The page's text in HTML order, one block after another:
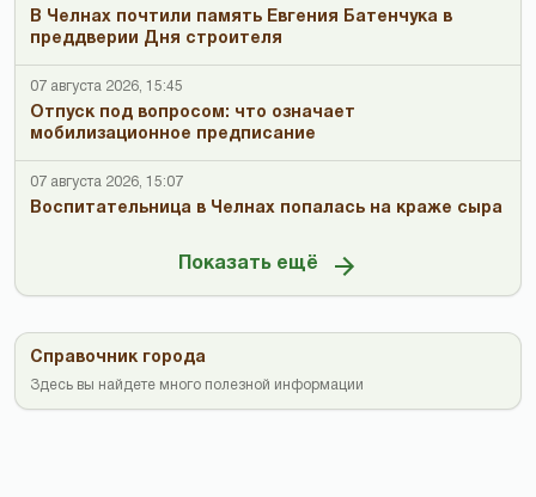
В Челнах почтили память Евгения Батенчука в
преддверии Дня строителя
07 августа 2026, 15:45
Отпуск под вопросом: что означает
мобилизационное предписание
07 августа 2026, 15:07
Воспитательница в Челнах попалась на краже сыра
Показать ещё
Справочник города
Здесь вы найдете много полезной информации